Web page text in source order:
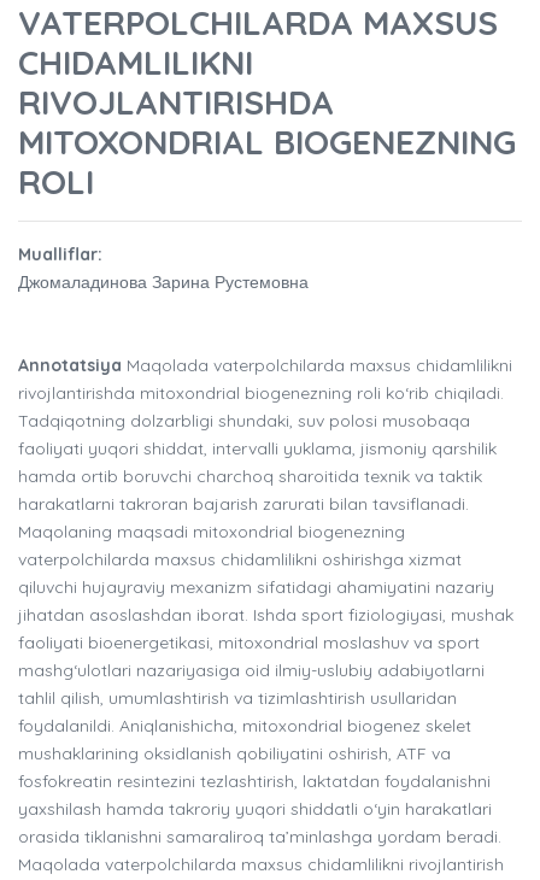
VATERPOLCHILARDA MAXSUS
CHIDAMLILIKNI
RIVOJLANTIRISHDA
MITOXONDRIAL BIOGENEZNING
ROLI
Mualliflar:
Джомаладинова Зарина Рустемовна
Annotatsiya Maqolada vaterpolchilarda maxsus chidamlilikni
rivojlantirishda mitoxondrial biogenezning roli ko‘rib chiqiladi.
Tadqiqotning dolzarbligi shundaki, suv polosi musobaqa
faoliyati yuqori shiddat, intervalli yuklama, jismoniy qarshilik
hamda ortib boruvchi charchoq sharoitida texnik va taktik
harakatlarni takroran bajarish zarurati bilan tavsiflanadi.
Maqolaning maqsadi mitoxondrial biogenezning
vaterpolchilarda maxsus chidamlilikni oshirishga xizmat
qiluvchi hujayraviy mexanizm sifatidagi ahamiyatini nazariy
jihatdan asoslashdan iborat. Ishda sport fiziologiyasi, mushak
faoliyati bioenergetikasi, mitoxondrial moslashuv va sport
mashg‘ulotlari nazariyasiga oid ilmiy-uslubiy adabiyotlarni
tahlil qilish, umumlashtirish va tizimlashtirish usullaridan
foydalanildi. Aniqlanishicha, mitoxondrial biogenez skelet
mushaklarining oksidlanish qobiliyatini oshirish, ATF va
fosfokreatin resintezini tezlashtirish, laktatdan foydalanishni
yaxshilash hamda takroriy yuqori shiddatli o‘yin harakatlari
orasida tiklanishni samaraliroq ta’minlashga yordam beradi.
Maqolada vaterpolchilarda maxsus chidamlilikni rivojlantirish